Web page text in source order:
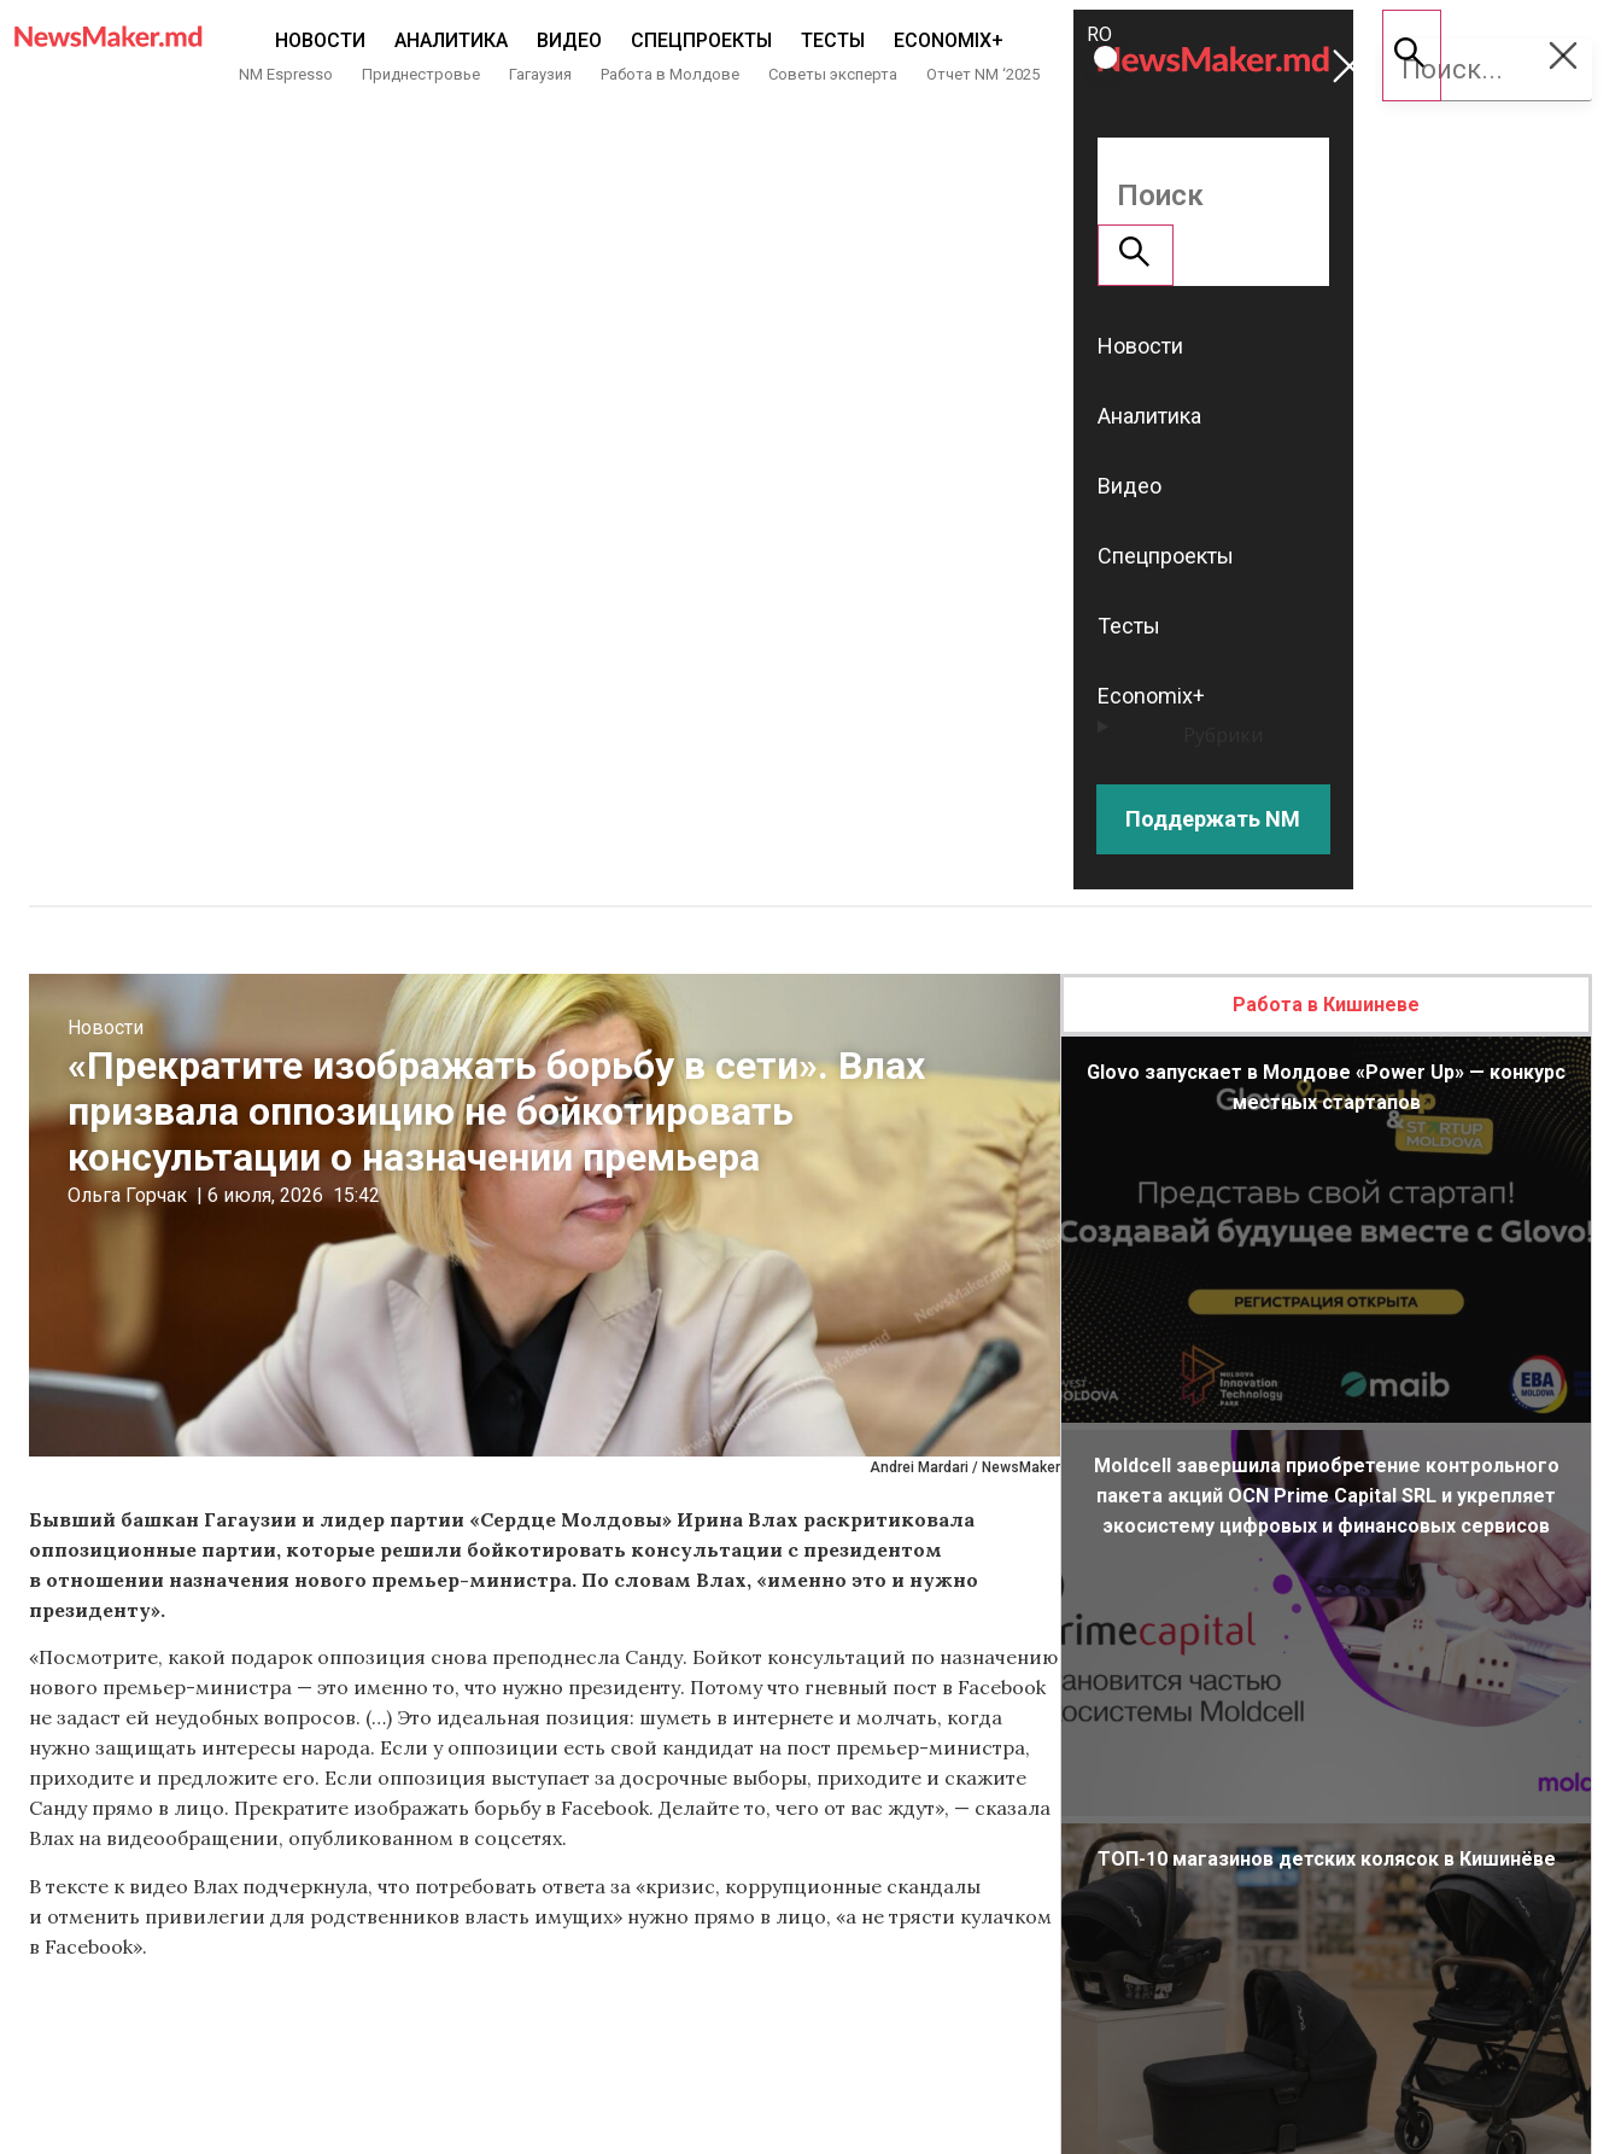
НОВОСТИ АНАЛИТИКА ВИДЕО СПЕЦПРОЕКТЫ ТЕСТЫ ECONOMIX+
NM Espresso Приднестровье Гагаузия Работа в Молдове Советы эксперта Отчет NM ‘2025
ROMÂNĂ
RU
Поддержать
NM
Новости
Аналитика
Видео
Спецпроекты
Тесты
Economix+
Поддержать NM
Andrei Mardari / NewsMaker
Новости
«Прекратите изображать борьбу в сети». Влах
призвала оппозицию не бойкотировать
консультации о назначении премьера
Ольга Горчак | 6 июля, 2026 15:42
Бывший башкан Гагаузии и лидер партии «Сердце Молдовы» Ирина Влах раскритиковала
оппозиционные партии, которые решили бойкотировать консультации с президентом
в отношении назначения нового премьер-министра. По словам Влах, «именно это и нужно
президенту».
«Посмотрите, какой подарок оппозиция снова преподнесла Санду. Бойкот консультаций по назначению
нового премьер-министра — это именно то, что нужно президенту. Потому что гневный пост в Facebook
не задаст ей неудобных вопросов. (…) Это идеальная позиция: шуметь в интернете и молчать, когда
нужно защищать интересы народа. Если у оппозиции есть свой кандидат на пост премьер-министра,
приходите и предложите его. Если оппозиция выступает за досрочные выборы, приходите и скажите
Санду прямо в лицо. Прекратите изображать борьбу в Facebook. Делайте то, чего от вас ждут», — сказала
Влах на видеообращении, опубликованном в соцсетях.
В тексте к видео Влах подчеркнула, что потребовать ответа за «кризис, коррупционные скандалы
и отменить привилегии для родственников власть имущих» нужно прямо в лицо, «а не трясти кулачком
в Facebook».
Работа в Кишиневе
Glovo запускает в Молдове «Power Up» — конкурс
местных стартапов
Moldcell завершила приобретение контрольного
пакета акций OCN Prime Capital SRL и укрепляет
экосистему цифровых и финансовых сервисов
ТОП-10 магазинов детских колясок в Кишинёве